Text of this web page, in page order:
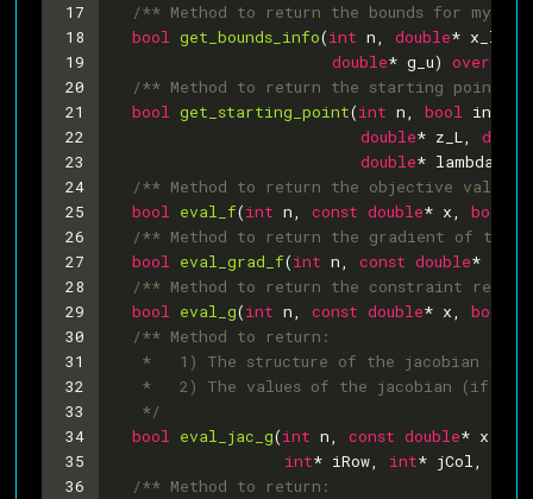
17
18
19
20
21
22
23
24
25
26
27
28
29
30
31
32
33
34
35
36
/** Method to return the bounds for my
bool get_bounds_info(int n, double* x_l,
double* g_u) override
/** Method to return the starting point
bool get_starting_point(int n, bool
double* z_L,
double* lambda)
/** Method to return the objective value
bool eval_f(int n, const double* x, bool
/** Method to return the gradient of the
bool eval_grad_f(int n, const double* x,
/** Method to return the constraint
bool eval_g(int n, const double* x, bool
/** Method to return:
*   1) The structure of the jacobian (if
*   2) The values of the jacobian (if
   */
bool eval_jac_g(int n, const double* x,
int* iRow, int* jCol,
/** Method to return: